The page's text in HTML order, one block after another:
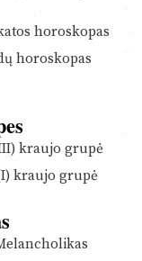
horoskopas
horoskopas
kraujo grupė
kraujo grupė